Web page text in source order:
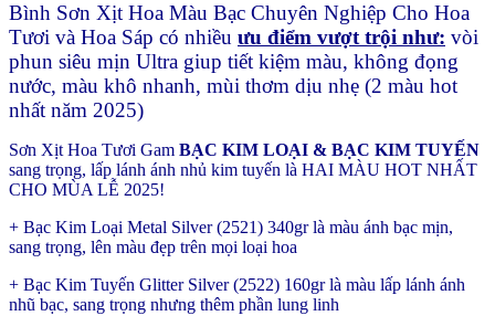
Bình Sơn Xịt Hoa Màu Bạc Chuyên Nghiệp Cho Hoa
Tươi và Hoa Sáp có nhiều ưu điểm vượt trội như: vòi
phun siêu mịn Ultra giup tiết kiệm màu, không đọng
nước, màu khô nhanh, mùi thơm dịu nhẹ (2 màu hot
nhất năm 2025)
Sơn Xịt Hoa Tươi Gam BẠC KIM LOẠI & BẠC KIM TUYẾN
sang trọng, lấp lánh ánh nhủ kim tuyến là HAI MÀU HOT NHẤT
CHO MÙA LỄ 2025!
+ Bạc Kim Loại Metal Silver (2521) 340gr là màu ánh bạc mịn,
sang trọng, lên màu đẹp trên mọi loại hoa
+ Bạc Kim Tuyến Glitter Silver (2522) 160gr là màu lấp lánh ánh
nhũ bạc, sang trọng nhưng thêm phần lung linh